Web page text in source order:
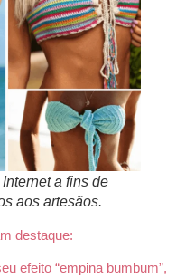
a fins de
aos artesãos.
destaque:
efeito “empina bumbum”,